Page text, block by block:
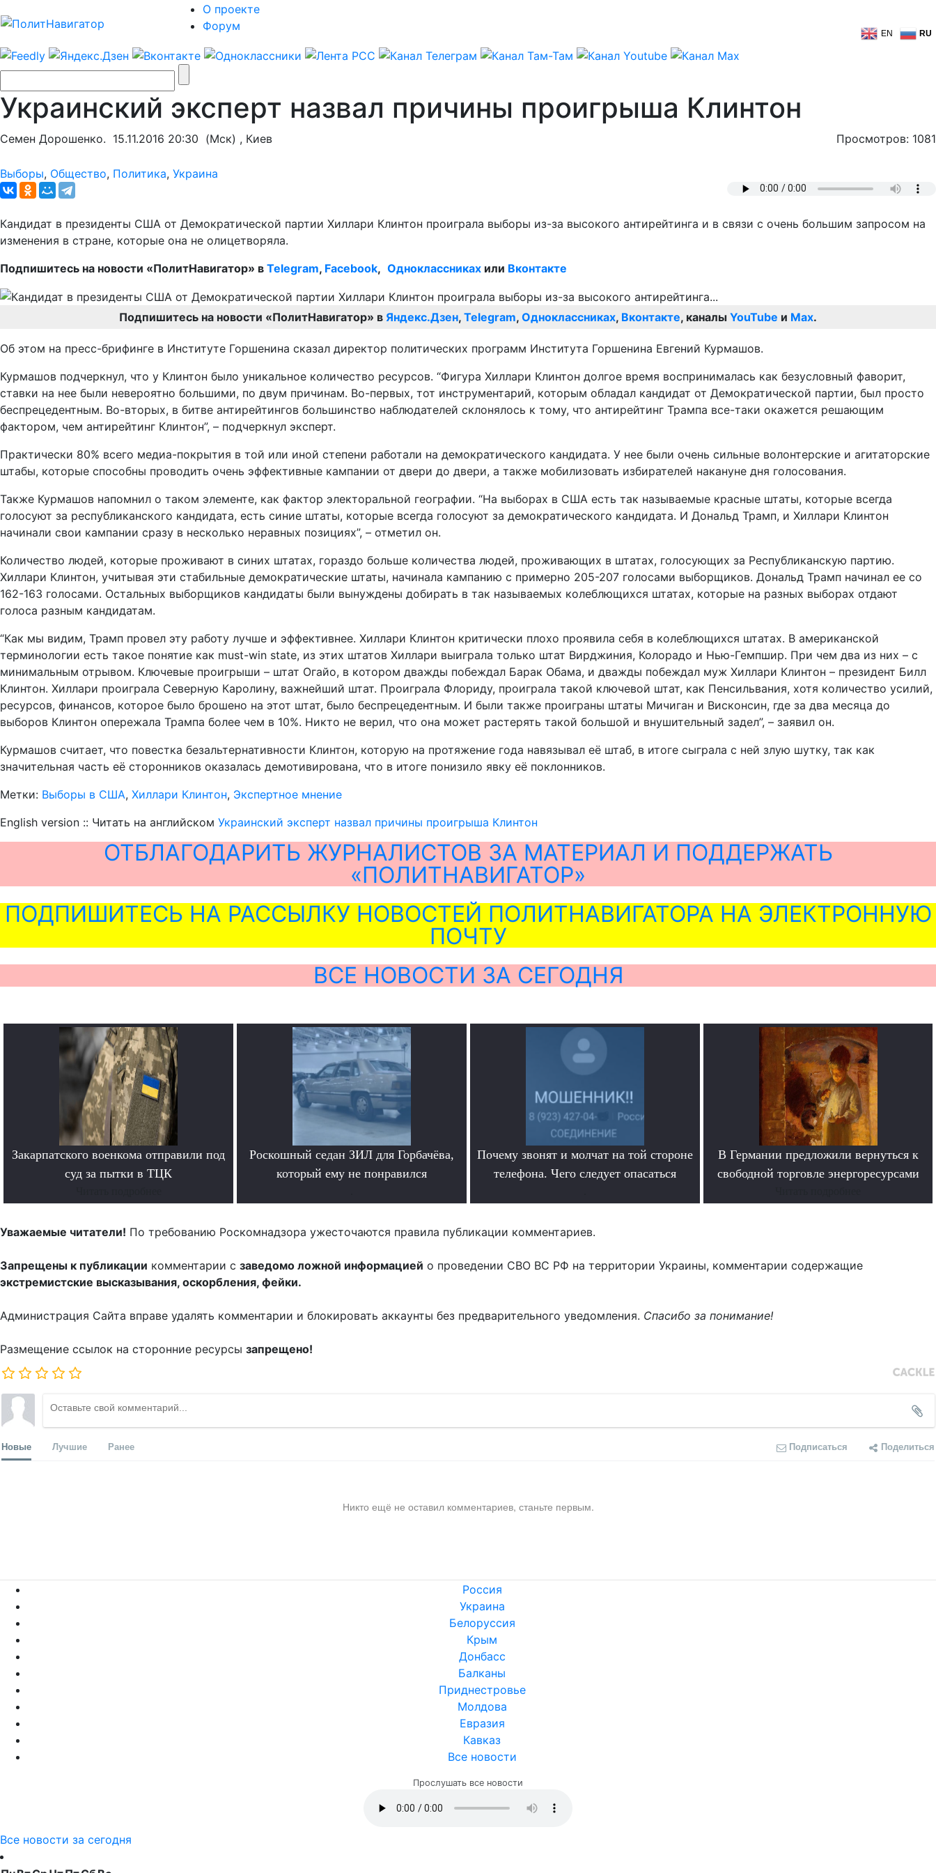
О проекте
Форум
EN RU
Украинский эксперт назвал причины проигрыша Клинтон
Семен Дорошенко. 15.11.2016 20:30 (Мск) , Киев Просмотров: 1081
Выборы, Общество, Политика, Украина
Кандидат в президенты США от Демократической партии Хиллари Клинтон проиграла выборы из-за высокого антирейтинга и в связи с очень большим запросом на
изменения в стране, которые она не олицетворяла.
Подпишитесь на новости «ПолитНавигатор» в Telegram, Facebook, Одноклассниках или Вконтакте
Подпишитесь на новости «ПолитНавигатор» в Яндекс.Дзен, Telegram, Одноклассниках, Вконтакте, каналы YouTube и Max.
Об этом на пресс-брифинге в Институте Горшенина сказал директор политических программ Института Горшенина Евгений Курмашов.
Курмашов подчеркнул, что у Клинтон было уникальное количество ресурсов. “Фигура Хиллари Клинтон долгое время воспринималась как безусловный фаворит,
ставки на нее были невероятно большими, по двум причинам. Во-первых, тот инструментарий, которым обладал кандидат от Демократической партии, был просто
беспрецедентным. Во-вторых, в битве антирейтингов большинство наблюдателей склонялось к тому, что антирейтинг Трампа все-таки окажется решающим
фактором, чем антирейтинг Клинтон”, – подчеркнул эксперт.
Практически 80% всего медиа-покрытия в той или иной степени работали на демократического кандидата. У нее были очень сильные волонтерские и агитаторские
штабы, которые способны проводить очень эффективные кампании от двери до двери, а также мобилизовать избирателей накануне дня голосования.
Также Курмашов напомнил о таком элементе, как фактор электоральной географии. “На выборах в США есть так называемые красные штаты, которые всегда
голосуют за республиканского кандидата, есть синие штаты, которые всегда голосуют за демократического кандидата. И Дональд Трамп, и Хиллари Клинтон
начинали свои кампании сразу в несколько неравных позициях”, – отметил он.
Количество людей, которые проживают в синих штатах, гораздо больше количества людей, проживающих в штатах, голосующих за Республиканскую партию.
Хиллари Клинтон, учитывая эти стабильные демократические штаты, начинала кампанию с примерно 205-207 голосами выборщиков. Дональд Трамп начинал ее со
162-163 голосами. Остальных выборщиков кандидаты были вынуждены добирать в так называемых колеблющихся штатах, которые на разных выборах отдают
голоса разным кандидатам.
“Как мы видим, Трамп провел эту работу лучше и эффективнее. Хиллари Клинтон критически плохо проявила себя в колеблющихся штатах. В американской
терминологии есть такое понятие как must-win state, из этих штатов Хиллари выиграла только штат Вирджиния, Колорадо и Нью-Гемпшир. При чем два из них – с
минимальным отрывом. Ключевые проигрыши – штат Огайо, в котором дважды побеждал Барак Обама, и дважды побеждал муж Хиллари Клинтон – президент Билл
Клинтон. Хиллари проиграла Северную Каролину, важнейший штат. Проиграла Флориду, проиграла такой ключевой штат, как Пенсильвания, хотя количество усилий,
ресурсов, финансов, которое было брошено на этот штат, было беспрецедентным. И были также проиграны штаты Мичиган и Висконсин, где за два месяца до
выборов Клинтон опережала Трампа более чем в 10%. Никто не верил, что она может растерять такой большой и внушительный задел”, – заявил он.
Курмашов считает, что повестка безальтернативности Клинтон, которую на протяжение года навязывал её штаб, в итоге сыграла с ней злую шутку, так как
значительная часть её сторонников оказалась демотивирована, что в итоге понизило явку её поклонников.
Метки: Выборы в США, Хиллари Клинтон, Экспертное мнение
English version :: Читать на английском Украинский эксперт назвал причины проигрыша Клинтон
ОТБЛАГОДАРИТЬ ЖУРНАЛИСТОВ ЗА МАТЕРИАЛ И ПОДДЕРЖАТЬ
«ПОЛИТНАВИГАТОР»
ПОДПИШИТЕСЬ НА РАССЫЛКУ НОВОСТЕЙ ПОЛИТНАВИГАТОРА НА ЭЛЕКТРОННУЮ
ПОЧТУ
ВСЕ НОВОСТИ ЗА СЕГОДНЯ
Закарпатского военкома отправили под
суд за пытки в ТЦК
Роскошный седан ЗИЛ для Горбачёва,
который ему не понравился
Почему звонят и молчат на той стороне
телефона. Чего следует опасаться
В Германии предложили вернуться к
свободной торговле энергоресурсами
Уважаемые читатели! По требованию Роскомнадзора ужесточаются правила публикации комментариев.
Запрещены к публикации комментарии с заведомо ложной информацией о проведении СВО ВС РФ на территории Украины, комментарии содержащие
экстремистские высказывания, оскорбления, фейки.
Администрация Сайта вправе удалять комментарии и блокировать аккаунты без предварительного уведомления. Спасибо за понимание!
Размещение ссылок на сторонние ресурсы запрещено!
Новые Лучшие Ранее Подписаться Поделиться
Никто ещё не оставил комментариев, станьте первым.
Россия
Украина
Белоруссия
Крым
Донбасс
Балканы
Приднестровье
Молдова
Евразия
Кавказ
Все новости
Прослушать все новости
Все новости за сегодня